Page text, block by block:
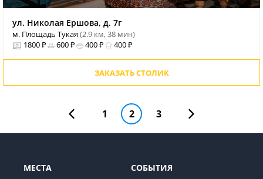
ул. Николая Ершова, д. 7г
м. Площадь Тукая(2.9 км, 38 мин)
1800 ₽
600 ₽ 400 ₽ 400 ₽
ЗАКАЗАТЬ СТОЛИК
1 2 3
МЕСТА
СОБЫТИЯ